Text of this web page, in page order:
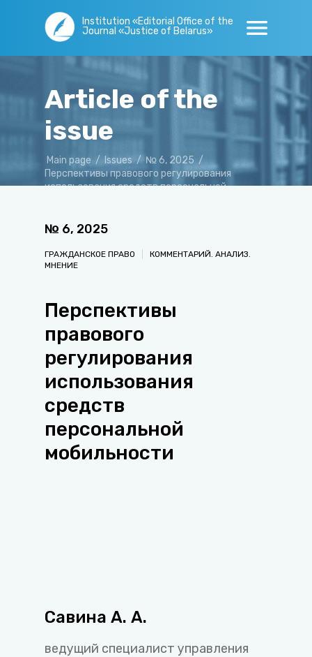
Institution «Editorial Office of the
Journal «Justice of Belarus»
Article of the
issue
Main page / Issues / № 6, 2025 /
Перспективы правового регулирования
использования средств персональной
№ 6, 2025
ГРАЖДАНСКОЕ ПРАВО
КОММЕНТАРИЙ. АНАЛИЗ.
МНЕНИЕ
Перспективы
правового
регулирования
использования
средств
персональной
мобильности
Савина А. А.
ведущий специалист управления